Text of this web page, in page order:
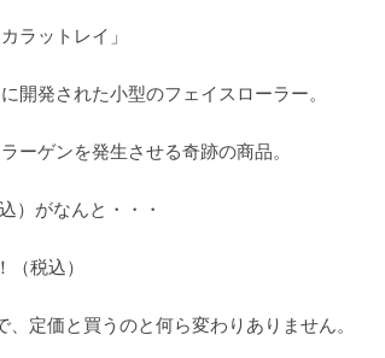
ラットレイ」
開発された小型のフェイスローラー。
ーゲンを発生させる奇跡の商品。
）がなんと・・・
（税込）
定価と買うのと何ら変わりありません。